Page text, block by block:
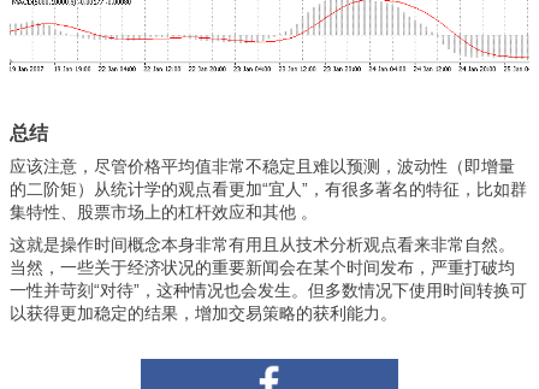
总结
应该注意，尽管价格平均值非常不稳定且难以预测，波动性（即增量
的二阶矩）从统计学的观点看更加“宜人”，有很多著名的特征，比如群
集特性、股票市场上的杠杆效应和其他 。
这就是操作时间概念本身非常有用且从技术分析观点看来非常自然。
当然，一些关于经济状况的重要新闻会在某个时间发布，严重打破均
一性并苛刻“对待”，这种情况也会发生。但多数情况下使用时间转换可
以获得更加稳定的结果，增加交易策略的获利能力。